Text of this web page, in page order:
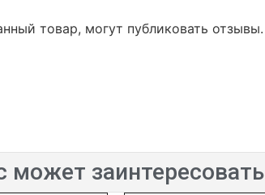
товар, могут публиковать отзывы.
может заинтересовать